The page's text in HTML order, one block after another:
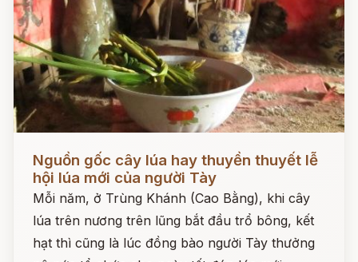
Đọc ngay
Nguồn gốc cây lúa hay thuyền thuyết lễ
hội lúa mới của người Tày
Mỗi năm, ở Trùng Khánh (Cao Bằng), khi cây
lúa trên nương trên lũng bắt đầu trổ bông, kết
hạt thì cũng là lúc đồng bào người Tày thưởng